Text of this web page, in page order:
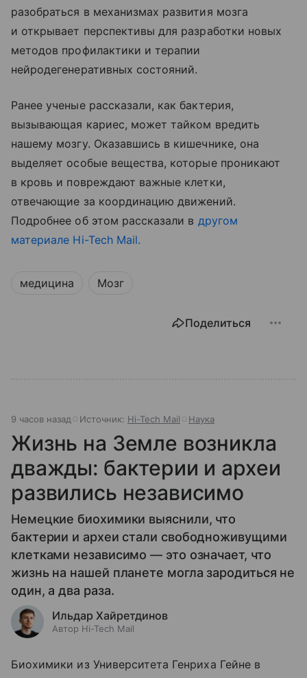
разобраться в механизмах развития мозга
и открывает перспективы для разработки новых
методов профилактики и терапии
нейродегенеративных состояний.
Ранее ученые рассказали, как бактерия,
вызывающая кариес, может тайком вредить
нашему мозгу. Оказавшись в кишечнике, она
выделяет особые вещества, которые проникают
в кровь и повреждают важные клетки,
отвечающие за координацию движений.
Подробнее об этом рассказали в другом
материале Hi-Tech Mail.
медицина Мозг
Поделиться
9 часов назад Источник: Hi-Tech Mail Наука
Жизнь на Земле возникла
дважды: бактерии и археи
развились независимо
Немецкие биохимики выяснили, что
бактерии и археи стали свободноживущими
клетками независимо — это означает, что
жизнь на нашей планете могла зародиться не
один, а два раза.
Ильдар Хайретдинов
Автор Hi-Tech Mail
Биохимики из Университета Генриха Гейне в